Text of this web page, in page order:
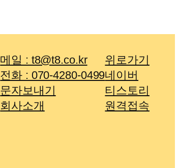
메일 : t8@t8.co.kr
전화 : 070-4280-0499
문자보내기
회사소개
위로가기
네이버
티스토리
원격접속